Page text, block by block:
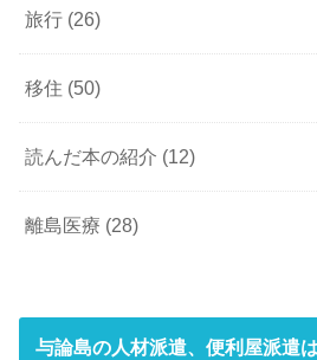
旅行 (26)
移住 (50)
読んだ本の紹介 (12)
離島医療 (28)
与論島の人材派遣、便利屋派遣